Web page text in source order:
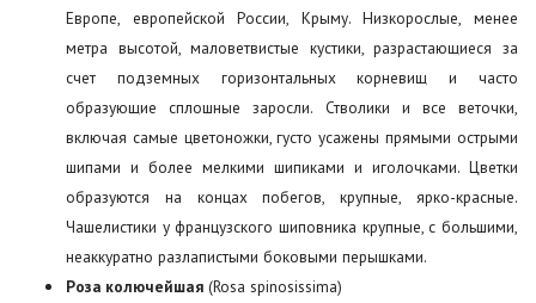
Европе, европейской России, Крыму. Низкорослые, менее
метра высотой, маловетвистые кустики, разрастающиеся за
счет подземных горизонтальных корневищ и часто
образующие сплошные заросли. Стволики и все веточки,
включая самые цветоножки, густо усажены прямыми острыми
шипами и более мелкими шипиками и иголочками. Цветки
образуются на концах побегов, крупные, ярко-красные.
Чашелистики у французского шиповника крупные, с большими,
неаккуратно разлапистыми боковыми перышками.
Роза колючейшая (Rosa spinosissima)